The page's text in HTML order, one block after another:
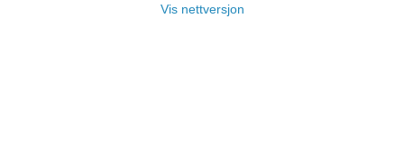
Vis nettversjon